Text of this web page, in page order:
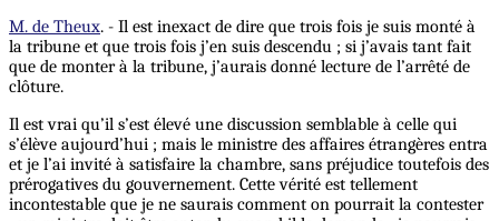
M. de Theux. - Il est inexact de dire que trois fois je suis monté à
la tribune et que trois fois j’en suis descendu ; si j’avais tant fait
que de monter à la tribune, j’aurais donné lecture de l’arrêté de
clôture.
Il est vrai qu’il s’est élevé une discussion semblable à celle qui
s’élève aujourd’hui ; mais le ministre des affaires étrangères entra
et je l’ai invité à satisfaire la chambre, sans préjudice toutefois des
prérogatives du gouvernement. Cette vérité est tellement
incontestable que je ne saurais comment on pourrait la contester